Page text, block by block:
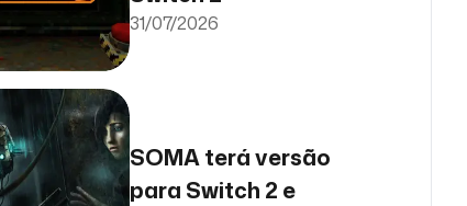
31/07/2026
SOMA terá versão
para Switch 2 e